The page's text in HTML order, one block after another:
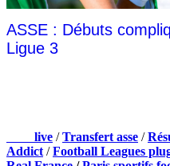
ASSE : Débuts
Ligue 3
live /Transfert asse /
Addict /Football Leagues